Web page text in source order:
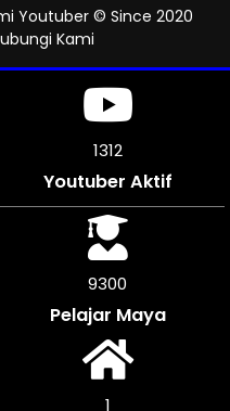
Youtuber © Since 2020
Kami
1312
Youtuber Aktif
9681
Pelajar Maya
1